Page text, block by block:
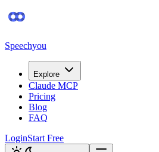
Speechyou
Explore
Claude MCP
Pricing
Blog
FAQ
LoginStart Free